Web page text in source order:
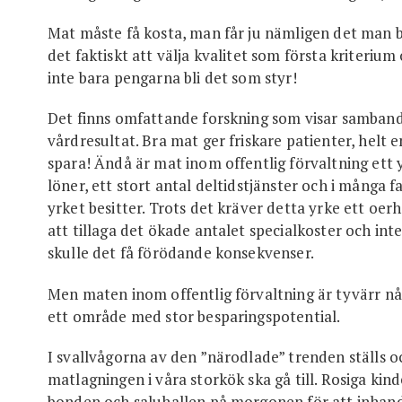
Mat måste få kosta, man får ju nämligen det
det faktiskt att välja kvalitet som första kriterium
inte bara pengarna bli det som styr!
Det finns omfattande forskning som visar
vårdresultat. Bra mat ger friskare patienter, helt
spara! Ändå är mat inom offentlig förvaltning
löner, ett stort antal deltidstjänster och i många
yrket besitter. Trots det kräver detta yrke ett
att tillaga det ökade antalet specialkoster och
skulle det få förödande konsekvenser.
Men maten inom offentlig förvaltning är tyvärr
ett område med stor besparingspotential.
I svallvågorna av den ”närodlade” trenden ställs
matlagningen i våra storkök ska gå till. Rosiga